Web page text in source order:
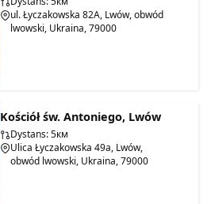
ul. Łyczakowska 82A, Lwów, obwód
lwowski, Ukraina, 79000
Kościół św. Antoniego, Lwów
Dystans: 5км
Ulica Łyczakowska 49a, Lwów,
obwód lwowski, Ukraina, 79000